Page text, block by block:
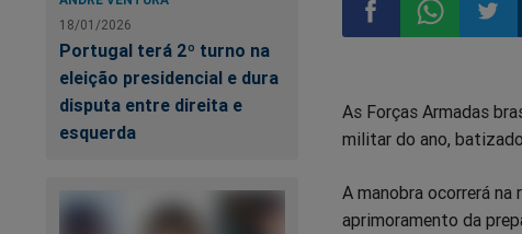
18/01/2026
Portugal terá 2º turno na
eleição presidencial e dura
disputa entre direita e
esquerda
no
no
no
As Forças Armadas
militar do ano, batizado
A manobra ocorrerá
aprimoramento da